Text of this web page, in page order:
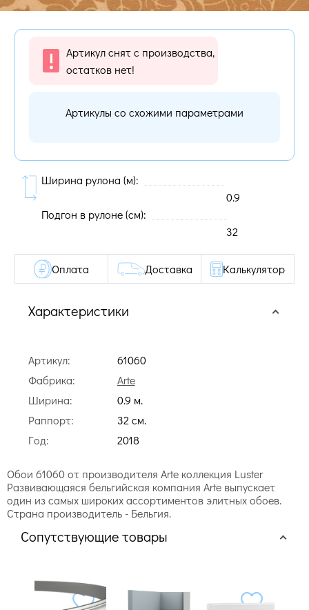
Артикул снят с производства,
остатков нет!
Артикулы со схожими параметрами
Ширина рулона (м):
0.9
Подгон в рулоне (cм):
32
Характеристики
Артикул:
61060
Фабрика:
Arte
Ширина:
0.9 м.
Раппорт:
32 cм.
Год:
2018
Оплата Доставка Калькулятор
Обои 61060 от производителя Arte коллекция Luster
Развивающаяся бельгийская компания Arte выпускает
один из самых широких ассортиментов элитных обоев.
Страна производитель - Бельгия.
Сопутствующие товары